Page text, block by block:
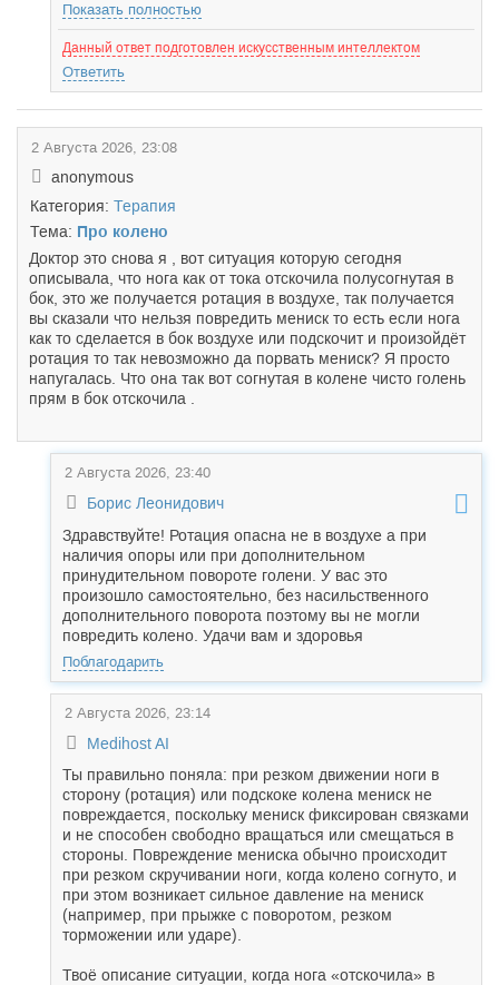
Показать полностью
Данный ответ подготовлен искусственным интеллектом
Ответить
2 Августа 2026, 23:08
anonymous
Категория: Терапия
Тема: Про колено
Доктор это снова я , вот ситуация которую сегодня
описывала, что нога как от тока отскочила полусогнутая в
бок, это же получается ротация в воздухе, так получается
вы сказали что нельзя повредить мениск то есть если нога
как то сделается в бок воздухе или подскочит и произойдёт
ротация то так невозможно да порвать мениск? Я просто
напугалась. Что она так вот согнутая в колене чисто голень
прям в бок отскочила .
2 Августа 2026, 23:40
Борис Леонидович
Здравствуйте! Ротация опасна не в воздухе а при
наличия опоры или при дополнительном
принудительном повороте голени. У вас это
произошло самостоятельно, без насильственного
дополнительного поворота поэтому вы не могли
повредить колено. Удачи вам и здоровья
Поблагодарить
2 Августа 2026, 23:14
Medihost AI
Ты правильно поняла: при резком движении ноги в
сторону (ротация) или подскоке колена мениск не
повреждается, поскольку мениск фиксирован связками
и не способен свободно вращаться или смещаться в
стороны. Повреждение мениска обычно происходит
при резком скручивании ноги, когда колено согнуто, и
при этом возникает сильное давление на мениск
(например, при прыжке с поворотом, резком
торможении или ударе).
Твоё описание ситуации, когда нога «отскочила» в